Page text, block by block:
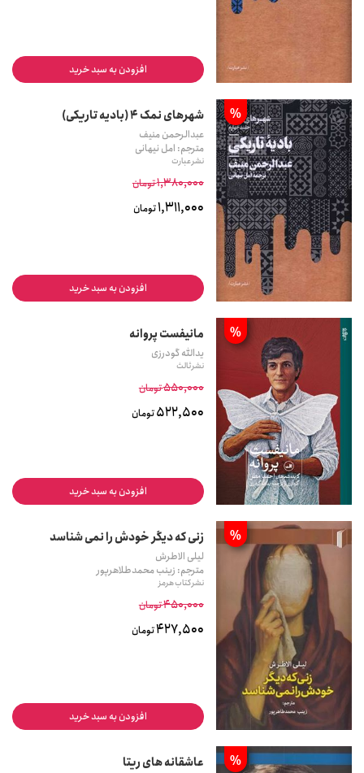
افزودن به سبد خرید
% شهرهای نمک 4 (بادیه تاریکی)
عبدالرحمن منیف
مترجم: امل نیهانی
نشر عبارت
1,380,000تومان
1,311,000تومان
افزودن به سبد خرید
% مانیفست پروانه
یدالله گودرزی
نشر ثالث
550,000تومان
522,500تومان
افزودن به سبد خرید
% زنی که دیگر خودش را نمی شناسد
لیلی الاطرش
مترجم: زینب محمدطلاهرپور
نشر کتاب هرمز
450,000تومان
427,500تومان
افزودن به سبد خرید
% عاشقانه های ریتا